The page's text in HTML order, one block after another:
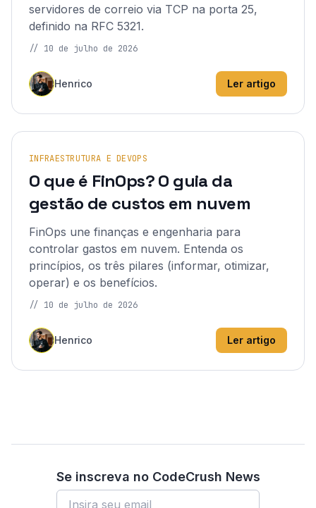
servidores de correio via TCP na porta 25,
definido na RFC 5321.
// 10 de julho de 2026
Henrico Ler artigo
INFRAESTRUTURA E DEVOPS
O que é FinOps? O guia da
gestão de custos em nuvem
FinOps une finanças e engenharia para
controlar gastos em nuvem. Entenda os
princípios, os três pilares (informar, otimizar,
operar) e os benefícios.
// 10 de julho de 2026
Henrico Ler artigo
Se inscreva no CodeCrush News
Endereço de email